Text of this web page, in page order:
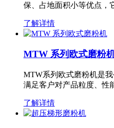
保、占地面积小等优点，
了解详情
MTW 系列欧式磨粉
MTW系列欧式磨粉机是
满足客户对产品粒度、性
了解详情